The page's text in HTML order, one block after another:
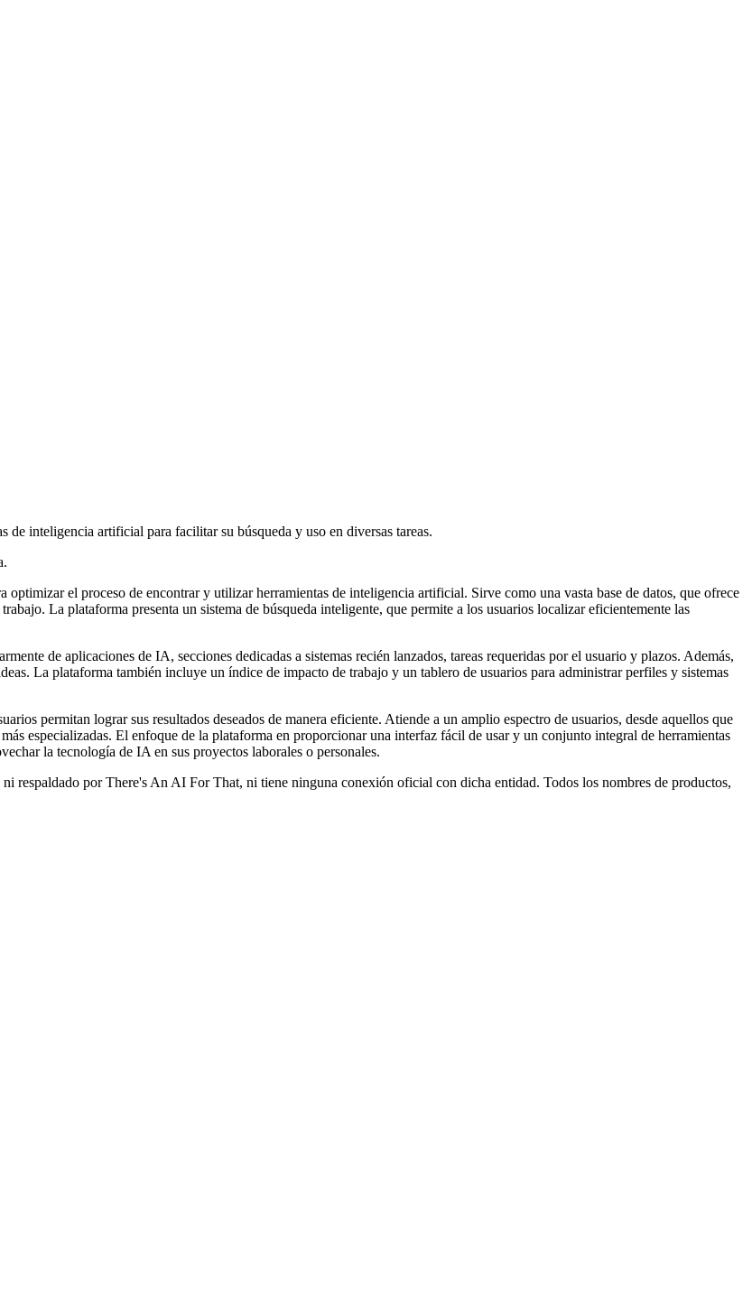
inteligencia artificial para facilitar su búsqueda y uso en diversas tareas.
el proceso de encontrar y utilizar herramientas de inteligencia artificial. Sirve como una vasta base de datos, que ofrece
La plataforma presenta un sistema de búsqueda inteligente, que permite a los usuarios localizar eficientemente las
de aplicaciones de IA, secciones dedicadas a sistemas recién lanzados, tareas requeridas por el usuario y plazos. Además,
La plataforma también incluye un índice de impacto de trabajo y un tablero de usuarios para administrar perfiles y sistemas
permitan lograr sus resultados deseados de manera eficiente. Atiende a un amplio espectro de usuarios, desde aquellos que
especializadas. El enfoque de la plataforma en proporcionar una interfaz fácil de usar y un conjunto integral de herramientas
la tecnología de IA en sus proyectos laborales o personales.
respaldado por There's An AI For That, ni tiene ninguna conexión oficial con dicha entidad. Todos los nombres de productos,